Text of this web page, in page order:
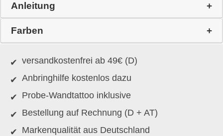
Anleitung
Farben
versandkostenfrei ab 49€ (D)
Anbringhilfe kostenlos dazu
Probe-Wandtattoo inklusive
Bestellung auf Rechnung (D + AT)
Markenqualität aus Deutschland